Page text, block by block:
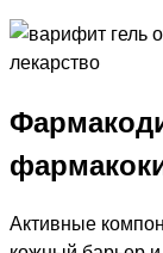
Активные